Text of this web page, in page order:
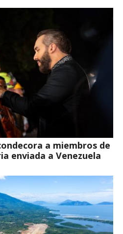
a miembros de
enviada a Venezuela